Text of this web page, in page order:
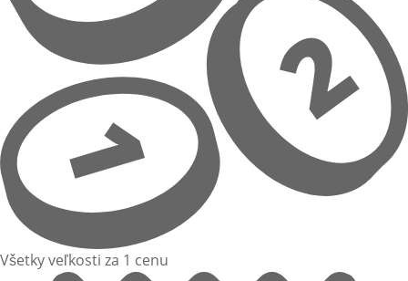
Všetky veľkosti za 1 cenu